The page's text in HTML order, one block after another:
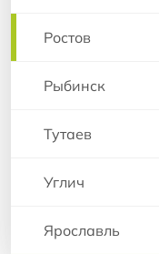
Ростов
Рыбинск
Тутаев
Углич
Ярославль